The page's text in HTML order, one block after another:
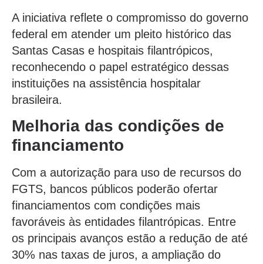
A iniciativa reflete o compromisso do governo
federal em atender um pleito histórico das
Santas Casas e hospitais filantrópicos,
reconhecendo o papel estratégico dessas
instituições na assistência hospitalar
brasileira.
Melhoria das condições de
financiamento
Com a autorização para uso de recursos do
FGTS, bancos públicos poderão ofertar
financiamentos com condições mais
favoráveis às entidades filantrópicas. Entre
os principais avanços estão a redução de até
30% nas taxas de juros, a ampliação do